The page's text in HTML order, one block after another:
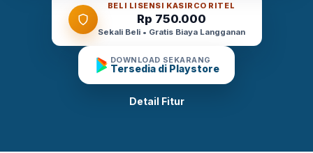
BELI LISENSI KASIRCO RITEL
Rp 750.000
Sekali Beli • Gratis Biaya Langganan
DOWNLOAD SEKARANG
Tersedia di Playstore
Detail Fitur